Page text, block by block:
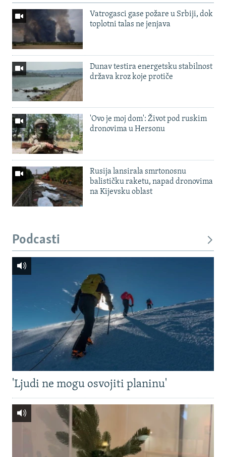
Vatrogasci gase požare u Srbiji, dok
toplotni talas ne jenjava
Dunav testira energetsku stabilnost
država kroz koje protiče
'Ovo je moj dom': Život pod ruskim
dronovima u Hersonu
Rusija lansirala smrtonosnu
balističku raketu, napad dronovima
na Kijevsku oblast
Podcasti
'Ljudi ne mogu osvojiti planinu'